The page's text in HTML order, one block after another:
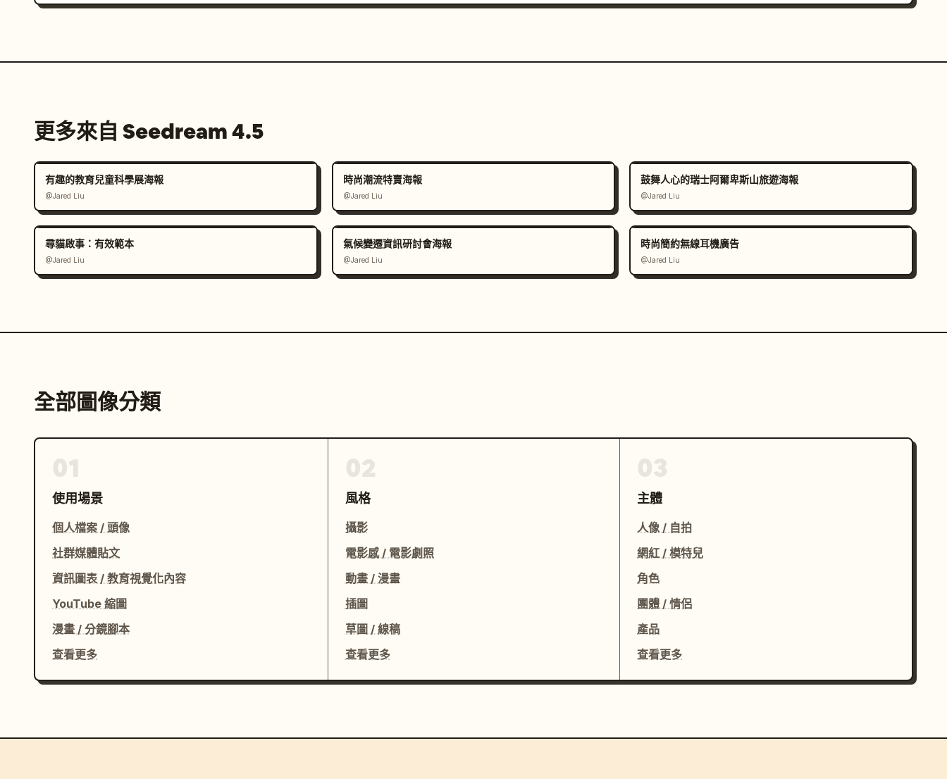
更多來自 Seedream 4.5
有趣的教育兒童科學展海報
@Jared Liu
時尚潮流特賣海報
@Jared Liu
鼓舞人心的瑞士阿爾卑斯山旅遊海報
@Jared Liu
尋貓啟事：有效範本
@Jared Liu
氣候變遷資訊研討會海報
@Jared Liu
時尚簡約無線耳機廣告
@Jared Liu
全部圖像分類
使用場景
個人檔案 / 頭像
社群媒體貼文
資訊圖表 / 教育視覺化內容
YouTube 縮圖
漫畫 / 分鏡腳本
查看更多
風格
攝影
電影感 / 電影劇照
動畫 / 漫畫
插圖
草圖 / 線稿
查看更多
主體
人像 / 自拍
網紅 / 模特兒
角色
團體 / 情侶
產品
查看更多